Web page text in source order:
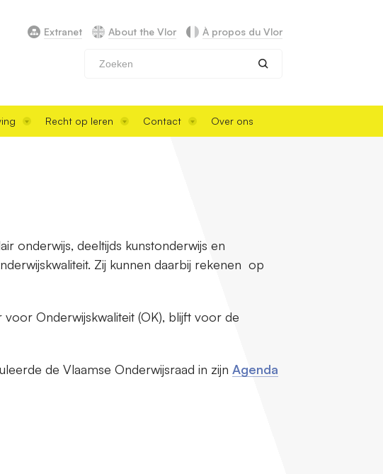
Extranet About the Vlor À propos du Vlor
Recht op leren Contact Over ons
onderwijs, deeltijds kunstonderwijs en
Zij kunnen daarbij rekenen op
Onderwijskwaliteit (OK), blijft voor de
de Vlaamse Onderwijsraad in zijn Agenda